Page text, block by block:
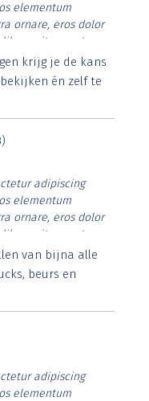
elementum
ornare, eros dolor
vitae erat.
id rutrum lorem
posuere.
krijg je de kans
én zelf te
adipiscing
elementum
ornare, eros dolor
vitae erat.
id rutrum lorem
posuere.
van bijna alle
beurs en
adipiscing
elementum